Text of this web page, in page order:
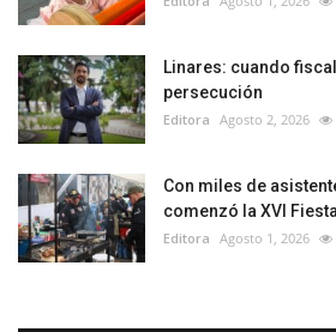
Linares: cuando
persecución
Editora Agosto 2, 2026
Con miles de
comenzó la XVI
Editora Agosto 1, 2026